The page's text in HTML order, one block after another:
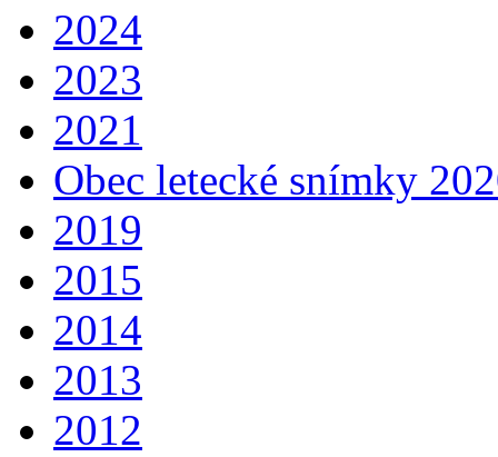
2024
2023
2021
Obec letecké snímky
2019
2015
2014
2013
2012